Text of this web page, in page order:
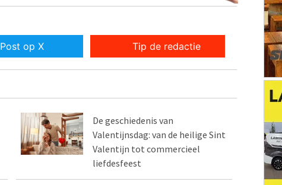
Post op X Tip de redactie
De geschiedenis van
Valentijnsdag: van de heilige Sint
Valentijn tot commercieel
liefdesfeest